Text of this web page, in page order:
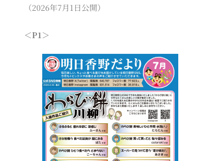
（2026年7月1日公開）
＜P1＞